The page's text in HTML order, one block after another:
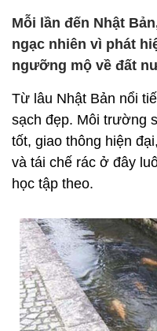
Mỗi lần đến Nhật
ngạc nhiên vì phát
ngưỡng mộ về đất
Từ lâu Nhật Bản nổi
sạch đẹp. Môi trường
tốt, giao thông hiện
và tái chế rác ở đây
học tập theo.